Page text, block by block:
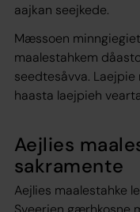
aajkan seejkede.
Mæssoen
maalestahkem
seedtesåvva.
haasta laejpieh
Aejlies
sakramente
Aejlies maalestahke